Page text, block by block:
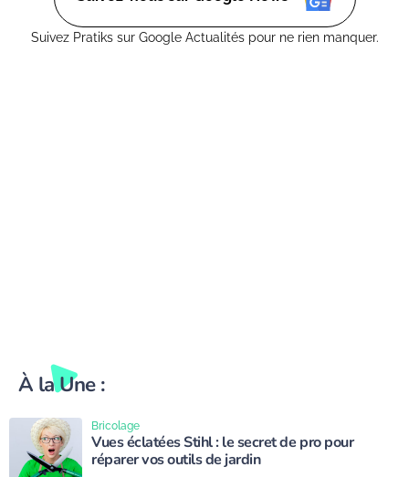
Suivez Pratiks sur Google Actualités pour ne rien manquer.
À la Une :
Vues éclatées Stihl : le secret de pro pour
réparer vos outils de jardin
Bricolage